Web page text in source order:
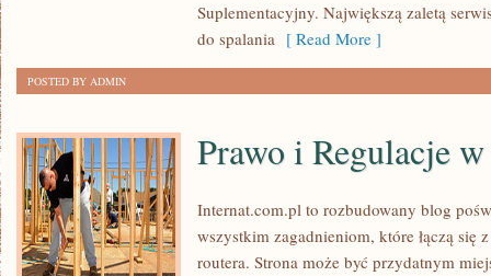
Suplementacyjny. Największą zaletą
do spalania [ Read More ]
POSTED BY ADMIN
Prawo i Regulacje
Internat.com.pl to rozbudowany blog
wszystkim zagadnieniom, które łączą się
routera. Strona może być przydatnym